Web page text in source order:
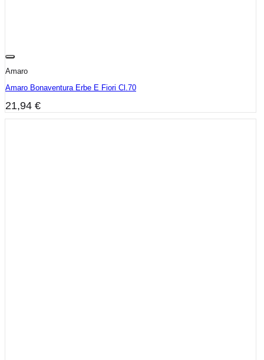
Amaro
Amaro Bonaventura Erbe E Fiori Cl.70
21,94 €